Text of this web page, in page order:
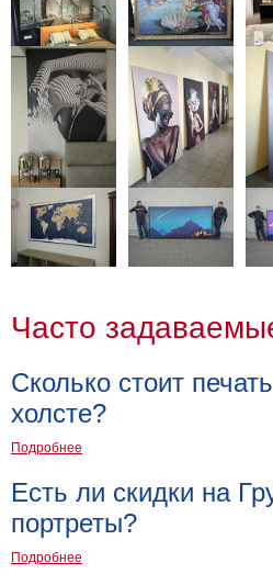
Часто
Сколько стоит
холсте?
Подробнее
Есть ли скидки на
портреты?
Подробнее